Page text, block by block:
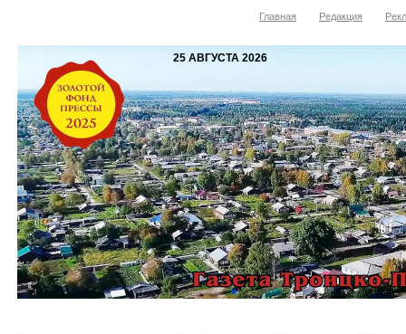
Главная Редакция
25 АВГУСТА 2026